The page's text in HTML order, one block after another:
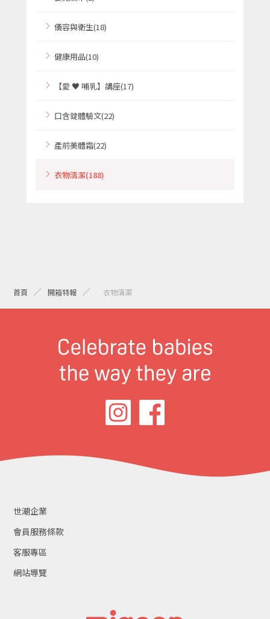
儀容與衛生(18)
健康用品(10)
【愛 ♥ 哺乳】講座(17)
口含錠體驗文(22)
產前美體霜(22)
衣物清潔(188)
首頁 開箱特報 > 衣物清潔
世潮企業
會員服務條款
客服專區
網站導覽